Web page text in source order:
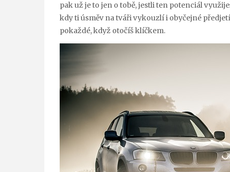
pak už je to jen o tobě, jestli ten potenciál
kdy ti úsměv na tváři vykouzlí i obyčejné
pokaždé, když otočíš klíčkem.